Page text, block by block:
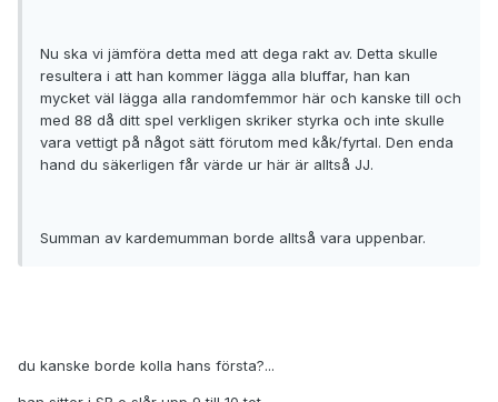
Nu ska vi jämföra detta med att dega rakt av. Detta skulle
resultera i att han kommer lägga alla bluffar, han kan
mycket väl lägga alla randomfemmor här och kanske till och
med 88 då ditt spel verkligen skriker styrka och inte skulle
vara vettigt på något sätt förutom med kåk/fyrtal. Den enda
hand du säkerligen får värde ur här är alltså JJ.
Summan av kardemumman borde alltså vara uppenbar.
du kanske borde kolla hans första?...